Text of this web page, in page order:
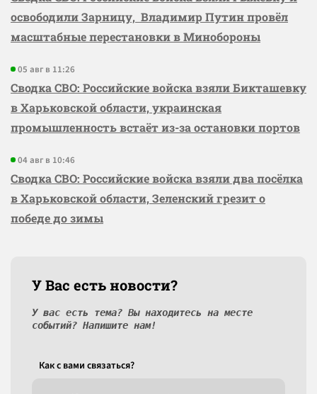
освободили Зарницу, Владимир Путин провёл
масштабные перестановки в Минобороны
05 авг в 11:26
Сводка СВО: Российские войска взяли Бикташевку
в Харьковской области, украинская
промышленность встаёт из-за остановки портов
04 авг в 10:46
Сводка СВО: Российские войска взяли два посёлка
в Харьковской области, Зеленский грезит о
победе до зимы
У Вас есть новости?
У вас есть тема? Вы находитесь на месте
событий? Напишите нам!
Как c вами связаться?